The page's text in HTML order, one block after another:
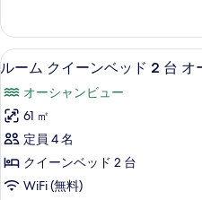
真
を
表
示
す
る
ン
フ
ロ
ン
ト
(Veranda
ADA)
の
ャ
フ
ロ
ン
ト
(Veranda
ADA)
の
細
1
台
バ
ル
コ
ニ
ー
オ
イ
ー
ン
ッ
ド
台
バ
ル
コ
ル
ム
ク
イ
ー
16
ルーム クイーンベッド 2 台
オーシャンビュー
61 ㎡
定員 4 名
クイーンベッド 2 台
WiFi (無料)